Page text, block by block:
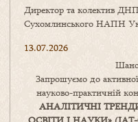
Директор та колектив
Сухомлинського НАПН
13.07.2026
Запрошуємо до
науково-практичній
АНАЛІТИЧНІ